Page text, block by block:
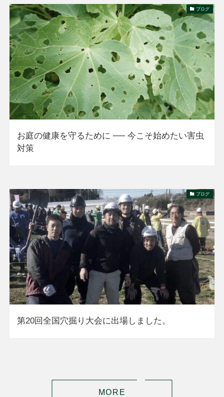
ブログ
お庭の健康を守るために ── 今こそ始めたい害虫
対策
ブログ
第20回全国穴掘り大会に出場しました。
MORE